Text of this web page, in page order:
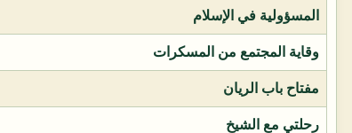
المسؤولية في الإسلام
وقاية المجتمع من المسكرات
مفتاح باب الريان
رحلتي مع الشيخ